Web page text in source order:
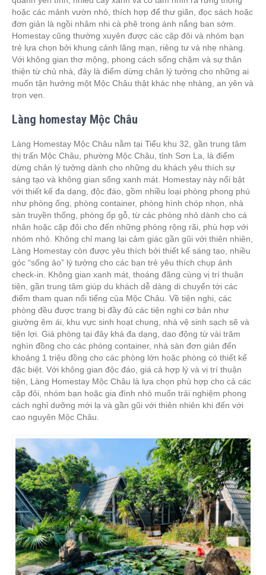
hoặc các mảnh vườn nhỏ, thích hợp để thư giãn, đọc sách hoặc
đơn giản là ngồi nhâm nhi cà phê trong ánh nắng ban sớm.
Homestay cũng thường xuyên được các cặp đôi và nhóm bạn
trẻ lựa chọn bởi khung cảnh lãng mạn, riêng tư và nhẹ nhàng.
Với không gian thơ mộng, phong cách sống chậm và sự thân
thiện từ chủ nhà, đây là điểm dừng chân lý tưởng cho những ai
muốn tận hưởng một Mộc Châu thật khác nhẹ nhàng, an yên và
trọn vẹn.
Làng homestay Mộc Châu
Làng Homestay Mộc Châu nằm tại Tiểu khu 32, gần trung tâm
thị trấn Mộc Châu, phường Mộc Châu, tỉnh Sơn La, là điểm
dừng chân lý tưởng dành cho những du khách yêu thích sự
sáng tạo và không gian sống xanh mát. Homestay này nổi bật
với thiết kế đa dạng, độc đáo, gồm nhiều loại phòng phong phú
như phòng ống, phòng container, phòng hình chóp nhọn, nhà
sàn truyền thống, phòng ốp gỗ, từ các phòng nhỏ dành cho cá
nhân hoặc cặp đôi cho đến những phòng rộng rãi, phù hợp với
nhóm nhỏ. Không chỉ mang lại cảm giác gần gũi với thiên nhiên,
Làng Homestay còn được yêu thích bởi thiết kế sáng tạo, nhiều
góc “sống ảo” lý tưởng cho các bạn trẻ yêu thích chụp ảnh
check-in. Không gian xanh mát, thoáng đãng cùng vị trí thuận
tiện, gần trung tâm giúp du khách dễ dàng di chuyển tới các
điểm tham quan nổi tiếng của Mộc Châu. Về tiện nghi, các
phòng đều được trang bị đầy đủ các tiện nghi cơ bản như
giường êm ái, khu vực sinh hoạt chung, nhà vệ sinh sạch sẽ và
tiện lợi. Giá phòng tại đây khá đa dạng, dao động từ vài trăm
nghìn đồng cho các phòng container, nhà sàn đơn giản đến
khoảng 1 triệu đồng cho các phòng lớn hoặc phòng có thiết kế
đặc biệt. Với không gian độc đáo, giá cả hợp lý và vị trí thuận
tiện, Làng Homestay Mộc Châu là lựa chọn phù hợp cho cả các
cặp đôi, nhóm bạn hoặc gia đình nhỏ muốn trải nghiệm phong
cách nghỉ dưỡng mới lạ và gần gũi với thiên nhiên khi đến với
cao nguyên Mộc Châu.